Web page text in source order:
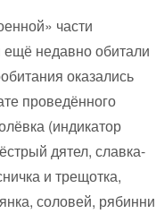
части
недавно обитали
оказались
проведённого
(индикатор
дятел, славка-
и трещотка,
соловей,